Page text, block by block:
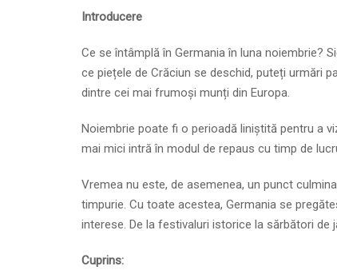
Introducere
Ce se întâmplă în Germania în luna noiembrie?
ce piețele de Crăciun se deschid, puteți urmări
dintre cei mai frumoși munți din Europa.
Noiembrie poate fi o perioadă liniștită pentru a
mai mici intră în modul de repaus cu timp de
Vremea nu este, de asemenea, un punct
timpurie. Cu toate acestea, Germania se
interese. De la festivaluri istorice la sărbători
Cuprins: